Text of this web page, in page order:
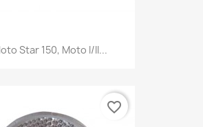
Star 150, Moto I/II...
favorite_border